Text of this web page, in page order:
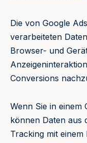
Die von Google
verarbeiteten
Browser- und
Conversions
Wenn Sie in einem
können Daten aus
Tracking mit